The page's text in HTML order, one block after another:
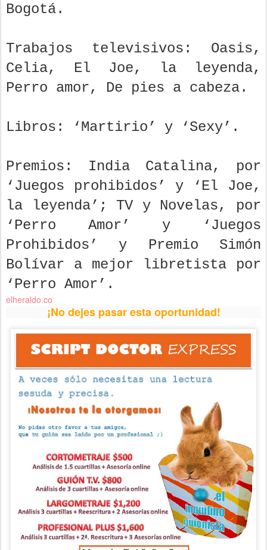
Bogotá.
Trabajos televisivos: Oasis,
Celia, El Joe, la leyenda,
Perro amor, De pies a cabeza.
Libros: ‘Martirio’ y ‘Sexy’.
Premios: India Catalina, por
‘Juegos prohibidos’ y ‘El Joe,
la leyenda’; TV y Novelas, por
‘Perro Amor’ y ‘Juegos
Prohibidos’ y Premio Simón
Bolívar a mejor libretista por
‘Perro Amor’.
elheraldo.co
¡No dejes pasar esta oportunidad!